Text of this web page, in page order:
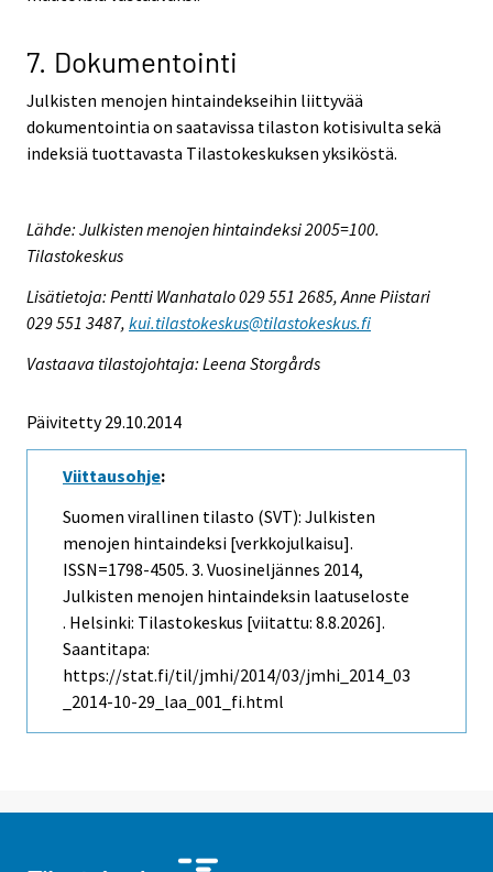
7. Dokumentointi
Julkisten menojen hintaindekseihin liittyvää
dokumentointia on saatavissa tilaston kotisivulta sekä
indeksiä tuottavasta Tilastokeskuksen yksiköstä.
Lähde: Julkisten menojen hintaindeksi 2005=100.
Tilastokeskus
Lisätietoja: Pentti Wanhatalo 029 551 2685, Anne Piistari
029 551 3487, kui.tilastokeskus@tilastokeskus.fi
Vastaava tilastojohtaja: Leena Storgårds
Päivitetty 29.10.2014
Viittausohje:
Suomen virallinen tilasto (SVT): Julkisten
menojen hintaindeksi [verkkojulkaisu].
ISSN=1798-4505. 3. Vuosineljännes 2014,
Julkisten menojen hintaindeksin laatuseloste
. Helsinki: Tilastokeskus [viitattu: 8.8.2026].
Saantitapa:
https://stat.fi/til/jmhi/2014/03/jmhi_2014_03
_2014-10-29_laa_001_fi.html